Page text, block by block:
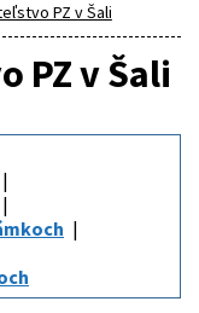
PZ v Šali
PZ v Šali